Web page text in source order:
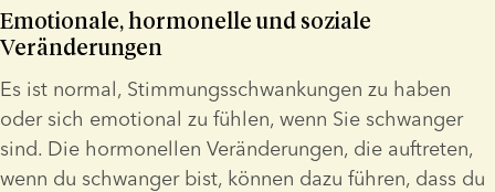
Emotionale, hormonelle und soziale
Veränderungen
Es ist normal, Stimmungsschwankungen zu haben
oder sich emotional zu fühlen, wenn Sie schwanger
sind. Die hormonellen Veränderungen, die auftreten,
wenn du schwanger bist, können dazu führen, dass du